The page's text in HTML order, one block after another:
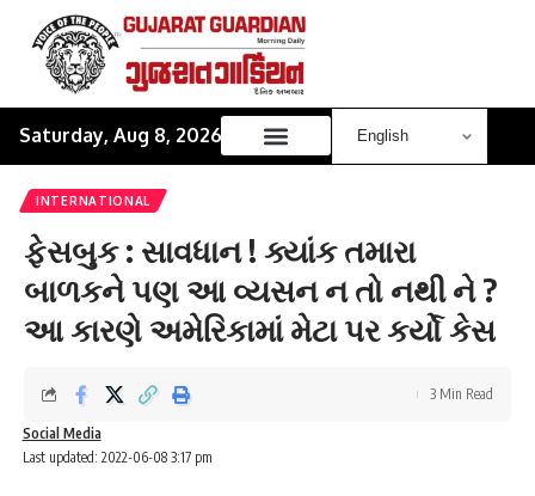
Saturday, Aug 8, 2026
INTERNATIONAL
ફેસબુક : સાવધાન ! ક્યાંક તમારા
બાળકને પણ આ વ્યસન ન તો નથી ને ?
આ કારણે અમેરિકામાં મેટા પર કર્યો કેસ
Last updated: 2022-06-08 3:17 pm
Social Media
3 Min Read